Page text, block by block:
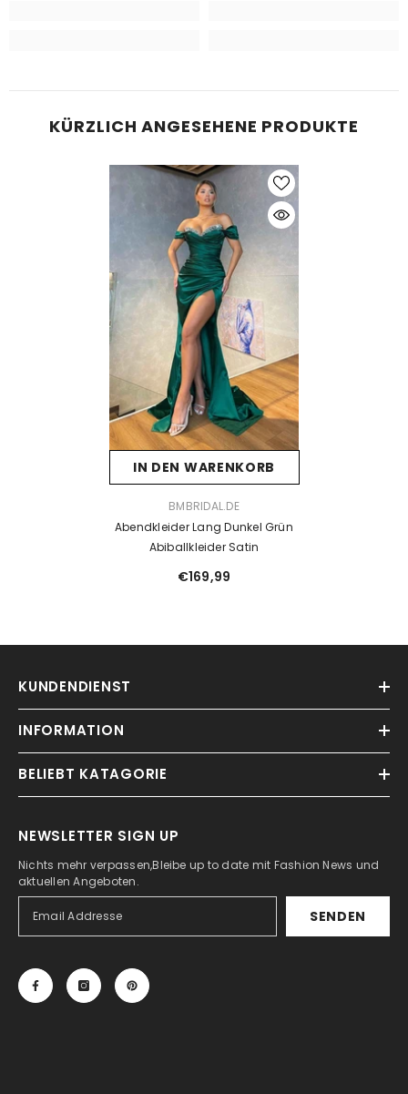
KÜRZLICH ANGESEHENE PRODUKTE
IN DEN WARENKORB
BMBRIDAL.DE
Abendkleider Lang Dunkel Grün
Abiballkleider Satin
€169,99
KUNDENDIENST
INFORMATION
BELIEBT KATAGORIE
NEWSLETTER SIGN UP
Nichts mehr verpassen,Bleibe up to date mit Fashion News und
aktuellen Angeboten.
SENDEN